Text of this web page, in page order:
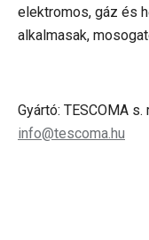
elektromos, gáz és
alkalmasak,
Gyártó: TESCOMA
info@tescoma.hu